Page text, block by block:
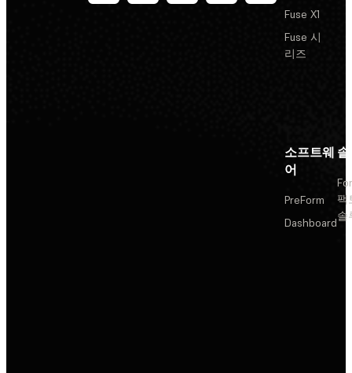
Fuse X1
Fuse 시
리즈
소프트웨
어
PreForm
Dashboard
팩
솔